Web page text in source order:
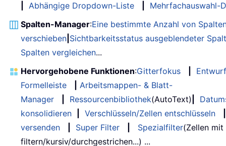
Abhängige Dropdown-Liste
Mehrfachauswahl-
Spalten-Manager:Eine bestimmte Anzahl von
verschieben Sichtbarkeitsstatus ausgeblendeter
Spalten vergleichen...
Hervorgehobene Funktionen:Gitterfokus
Entwurf
Formelleiste
Arbeitsmappen- & Blatt-
Manager
Ressourcenbibliothek(AutoText)
konsolidieren
Verschlüsseln/Zellen entschlüsseln
versenden
Super Filter Spezialfilter(Zellen
filtern/kursiv/durchgestrichen...) ...